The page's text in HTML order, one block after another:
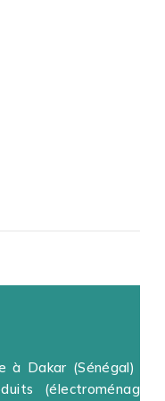
à Dakar (Sénégal) et
(électroménager,